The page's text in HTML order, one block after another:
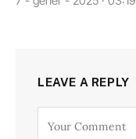
LEAVE A REPLY